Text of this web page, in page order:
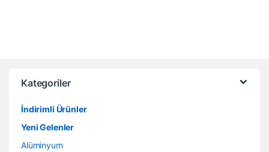
Kategoriler
İndirimli Ürünler
Yeni Gelenler
Alüminyum